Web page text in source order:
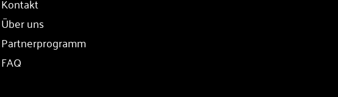
Über uns
Partnerprogramm
FAQ